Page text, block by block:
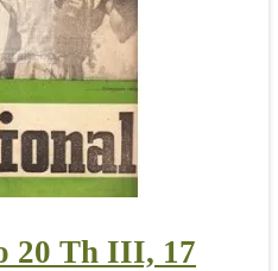
20 Th III, 17